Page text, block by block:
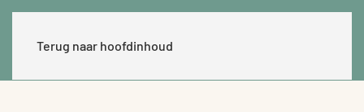
Terug naar hoofdinhoud